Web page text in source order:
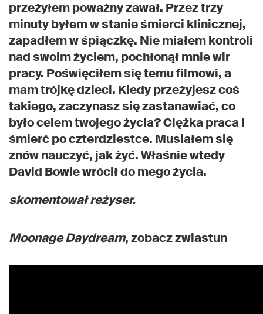
przeżyłem poważny zawał. Przez trzy
minuty byłem w stanie śmierci klinicznej,
zapadłem w śpiączkę. Nie miałem kontroli
nad swoim życiem, pochłonął mnie wir
pracy. Poświęciłem się temu filmowi, a
mam trójkę dzieci. Kiedy przeżyjesz coś
takiego, zaczynasz się zastanawiać, co
było celem twojego życia? Ciężka praca i
śmierć po czterdziestce. Musiałem się
znów nauczyć, jak żyć. Właśnie wtedy
David Bowie wrócił do mego życia.
skomentował reżyser.
Moonage Daydream, zobacz zwiastun